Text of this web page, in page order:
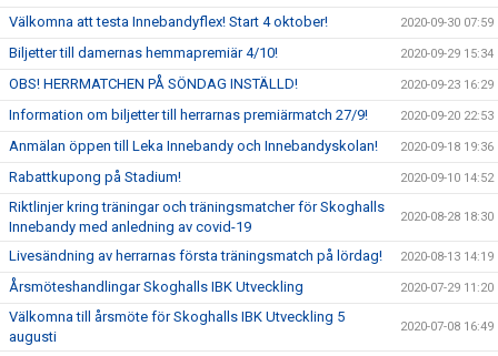
Välkomna att testa Innebandyflex! Start 4 oktober! 2020-09-30 07:59
Biljetter till damernas hemmapremiär 4/10! 2020-09-29 15:34
OBS! HERRMATCHEN PÅ SÖNDAG INSTÄLLD! 2020-09-23 16:29
Information om biljetter till herrarnas premiärmatch 27/9! 2020-09-20 22:53
Anmälan öppen till Leka Innebandy och Innebandyskolan! 2020-09-18 19:36
Rabattkupong på Stadium! 2020-09-10 14:52
Riktlinjer kring träningar och träningsmatcher för Skoghalls
Innebandy med anledning av covid-19
2020-08-28 18:30
Livesändning av herrarnas första träningsmatch på lördag! 2020-08-13 14:19
Årsmöteshandlingar Skoghalls IBK Utveckling 2020-07-29 11:20
Välkomna till årsmöte för Skoghalls IBK Utveckling 5
augusti
2020-07-08 16:49